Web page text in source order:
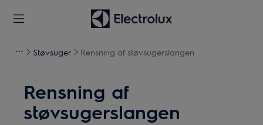
Støvsuger Rensning af støvsugerslangen
Rensning af
støvsugerslangen